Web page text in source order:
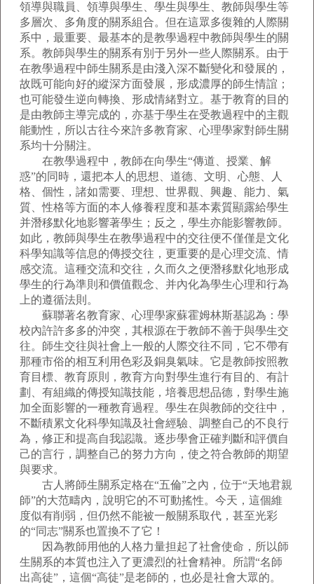
領導與職員、領導與學生、學生與學生、教師與學生等
多層次、多角度的關系組合。但在這眾多復雜的人際關
系中，最重要、最基本的是教學過程中教師與學生的關
系。教師與學生的關系有別于另外一些人際關系。由于
在教學過程中師生關系是由淺入深不斷變化和發展的，
故既可能向好的縱深方面發展，形成濃厚的師生情誼；
也可能發生逆向轉換、形成情緒對立。基于教育的目的
是由教師主導完成的，亦基于學生在受教過程中的主觀
能動性，所以古往今來許多教育家、心理學家對師生關
系均十分關注。
在教學過程中，教師在向學生“傳道、授業、解
惑”的同時，還把本人的思想、道德、文明、心態、人
格、個性，諸如需要、理想、世界觀、興趣、能力、氣
質、性格等方面的本人修養程度和基本素質顯露給學生
并潛移默化地影響著學生；反之，學生亦能影響教師。
如此，教師與學生在教學過程中的交往便不僅僅是文化
科學知識等信息的傳授交往，更重要的是心理交流、情
感交流。這種交流和交往，久而久之便潛移默化地形成
學生的行為準則和價值觀念、并內化為學生心理和行為
上的遵循法則。
蘇聯著名教育家、心理學家蘇霍姆林斯基認為：學
校內許許多多的沖突，其根源在于教師不善于與學生交
往。師生交往與社會上一般的人際交往不同，它不帶有
那種市俗的相互利用色彩及銅臭氣味。它是教師按照教
育目標、教育原則，教育方向對學生進行有目的、有計
劃、有組織的傳授知識技能，培養思想品德，對學生施
加全面影響的一種教育過程。學生在與教師的交往中，
不斷積累文化科學知識及社會經驗、調整自己的不良行
為，修正和提高自我認識。逐步學會正確判斷和評價自
己的言行，調整自己的努力方向，使之符合教師的期望
與要求。
古人將師生關系定格在“五倫”之內，位于“天地君親
師”的大范疇內，說明它的不可動搖性。今天，這個維
度似有削弱，但仍然不能被一般關系取代，甚至光彩
的“同志”關系也置換不了它！
因為教師用他的人格力量担起了社會使命，所以師
生關系的本質也注入了更濃烈的社會精神。所謂“名師
出高徒”，這個“高徒”是老師的，也必是社會大眾的。